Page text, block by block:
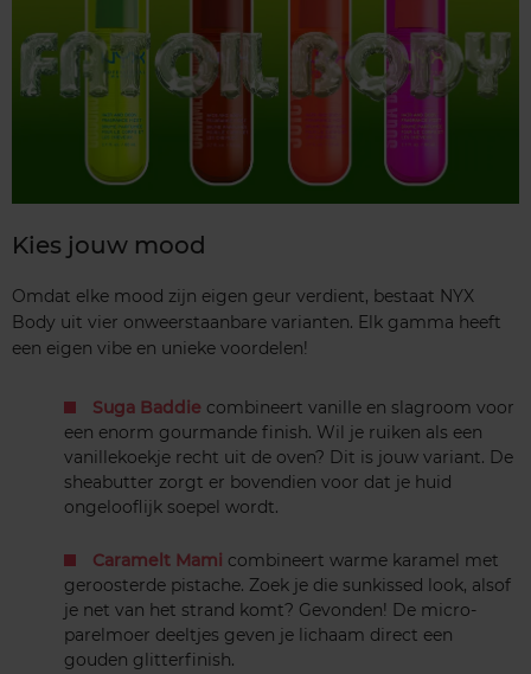
Kies jouw mood
Omdat elke mood zijn eigen geur verdient, bestaat NYX
Body uit vier onweerstaanbare varianten. Elk gamma heeft
een eigen vibe en unieke voordelen!
Suga Baddie combineert vanille en slagroom voor
een enorm gourmande finish. Wil je ruiken als een
vanillekoekje recht uit de oven? Dit is jouw variant. De
sheabutter zorgt er bovendien voor dat je huid
ongelooflijk soepel wordt.
Caramelt Mami combineert warme karamel met
geroosterde pistache. Zoek je die sunkissed look, alsof
je net van het strand komt? Gevonden! De micro-
parelmoer deeltjes geven je lichaam direct een
gouden glitterfinish.